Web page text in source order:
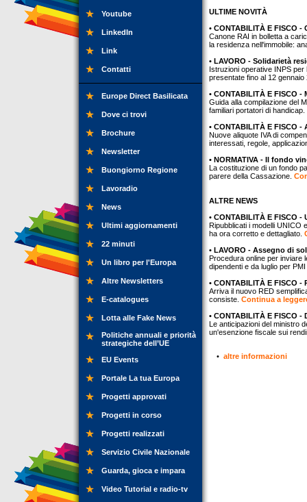
Youtube
LinkedIn
Link
Contatti
Europe Direct Basilicata
Dove ci trovi
Brochure
Newsletter
Buongiorno Regione
Lavoradio
News
Ultimi aggiornamenti
22 minuti
Un libro per l'Europa
Altre Newsletters
E-catalogues
Lotta alle Fake News
Politiche annuali e priorità
strategiche dell’UE
EU Events
Portale La tua Europa
Progetti approvati
Progetti in corso
Progetti realizzati
Servizio Civile Nazionale
Guarda, gioca e impara
Video Tutorial e radio-tv
ULTIME NOVITÀ
• CONTABILITÀ E FISCO
Canone RAI in bolletta a
la residenza nell'immobile:
• LAVORO - Solidarietà
Istruzioni operative INPS
presentate fino al 12
• CONTABILITÀ E FISCO
Guida alla compilazione del
familiari portatori di handicap.
• CONTABILITÀ E FISCO
Nuove aliquote IVA di
interessati, regole,
• NORMATIVA - Il fondo
La costituzione di un fondo
parere della Cassazione.
ALTRE NEWS
• CONTABILITÀ E FISCO
Ripubblicati i modelli UNICO
ha ora corretto e dettagliato.
• LAVORO - Assegno di
Procedura online per inviare
dipendenti e da luglio per
• CONTABILITÀ E FISCO
Arriva il nuovo RED
consiste. Continua a
• CONTABILITÀ E FISCO
Le anticipazioni del ministro
un'esenzione fiscale sui
• altre informazioni